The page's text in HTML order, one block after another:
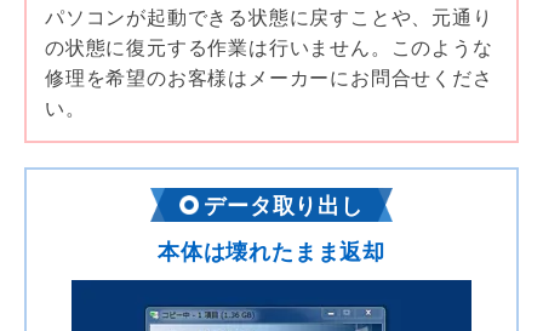
パソコンが起動できる状態に戻すことや、元通り
の状態に復元する作業は行いません。このような
修理を希望のお客様はメーカーにお問合せくださ
い。
データ取り出し
本体は壊れたまま返却